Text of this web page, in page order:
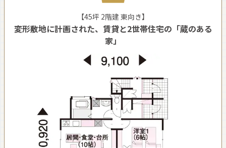
【45坪 2階建 東向き】
変形敷地に計画された、賃貸と2世帯住宅の「蔵のある
家」